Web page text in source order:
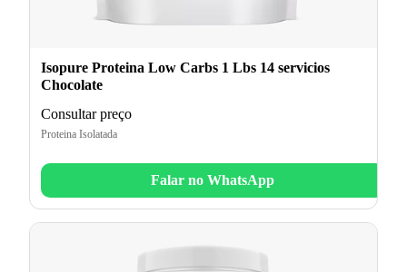
Isopure Proteina Low Carbs 1 Lbs 14 servicios
Chocolate
Consultar preço
Proteina Isolatada
Falar no WhatsApp